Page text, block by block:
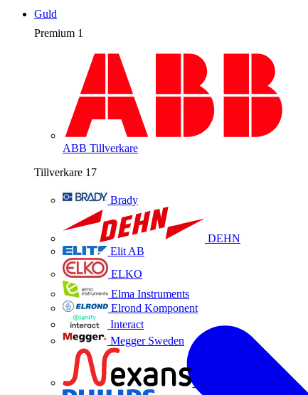
Premium 1
ABB Tillverkare
Tillverkare 17
Brady
DEHN
Elit AB
ELKO
Elma Instruments
Elrond Komponent
Interact
Megger Sweden
Guld